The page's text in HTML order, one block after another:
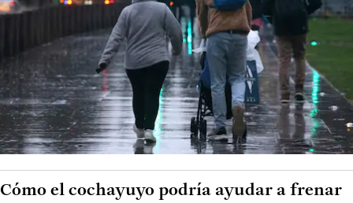
Cómo el cochayuyo podría ayudar a frenar